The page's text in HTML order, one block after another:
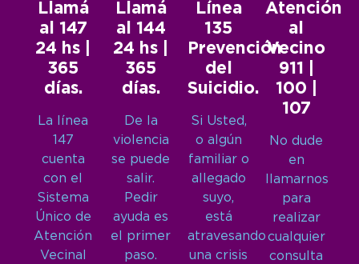
Llamá
al 147
24 hs |
365
días.
La línea
147
cuenta
con el
Sistema
Único de
Atención
Vecinal
Llamá
al 144
24 hs |
365
días.
De la
violencia
se puede
salir.
Pedir
ayuda es
el primer
paso.
Línea
135
Prevención
del
Suicidio.
Si Usted,
o algún
familiar o
allegado
suyo,
está
atravesando
una crisis
Atención
al
Vecino
911 |
100 |
107
No dude
en
llamarnos
para
realizar
cualquier
consulta